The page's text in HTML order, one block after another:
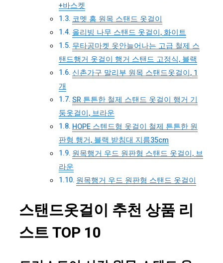
+바스켓
코멧 홈 원목 스탠드 옷걸이
올리빙 나무 스탠드 옷걸이, 화이트
무타공마켓 옷안늘어나는 고급 철제 스
탠드행거 옷걸이 행거 스탠드 고정식, 블랙
신촌가구 말리부 원목 스탠드옷걸이, 1
개
SR 튼튼한 철제 스탠드 옷걸이 행거 기
둥옷걸이, 브라운
HOPE 스텐드형 옷걸이 철제 튼튼한 원
판형 행거, 블랙 받침대 지름35cm
원목행거 우드 원판형 스탠드 옷걸이, 브
라운
원목행거 우드 원판형 스탠드 옷걸이
스탠드옷걸이 추천 상품 리
스트 TOP 10